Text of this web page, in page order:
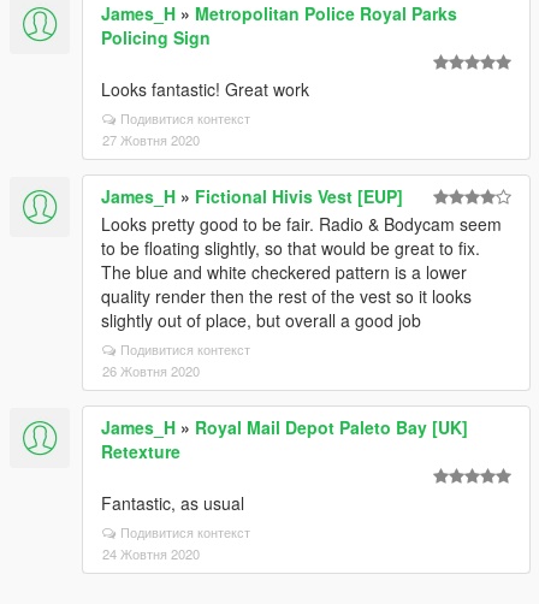
James_H » Metropolitan Police Royal Parks
Policing Sign
Looks fantastic! Great work
Подивитися контекст
27 Жовтня 2020
James_H » Fictional Hivis Vest [EUP]
Looks pretty good to be fair. Radio & Bodycam seem
to be floating slightly, so that would be great to fix.
The blue and white checkered pattern is a lower
quality render then the rest of the vest so it looks
slightly out of place, but overall a good job
Подивитися контекст
26 Жовтня 2020
James_H » Royal Mail Depot Paleto Bay [UK]
Retexture
Fantastic, as usual
Подивитися контекст
24 Жовтня 2020